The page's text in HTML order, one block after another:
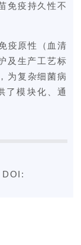
免疫持久性不
疫原性（血清
及生产工艺标
为复杂细菌病
了模块化、通